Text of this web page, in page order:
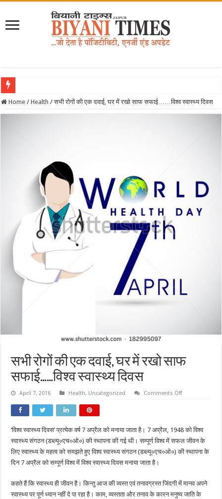
Home / Health / सभी रोगों की एक दवाई, घर में रखो साफ सफाई……विश्व स्वास्थ्य दिवस
सभी रोगों की एक दवाई, घर में रखो साफ
सफाई……विश्व स्वास्थ्य दिवस
April 7, 2016 Health, Uncategorized Comments Offon
दवाई,
घर
में
रखो
साफ
‘विश्व स्वास्थ्य दिवस’ प्रत्येक वर्ष 7 अप्रैल को मनाया जाता है। 7 अप्रैल, 1948 को विश्व
स्वास्थ्य संगठन (डब्‍ल्‍यू०एच०ओ०) की स्थापना की गई थी। सम्पूर्ण विश्व में सफल जीवन के
लिए स्वास्थ्य के महत्व को समझते हुए विश्व स्वास्थ्य संगठन (डब्‍ल्‍यू०एच०ओ०) की स्थापना के
दिन 7 अप्रैल को सम्पूर्ण विश्व में विश्व स्वास्थ्य दिवस मनाया जाता है।
कहते हैं कि स्वास्थ्य ही जीवन है। किन्तु आज की व्यस्त एवं तनावग्रस्त जिंदगी में मानव अपने
स्वास्थ्य पर पूर्ण ध्यान नहीं दे पा रहा है। काम, व्यस्तता और तनाव के कारन मनुष्य जाति के